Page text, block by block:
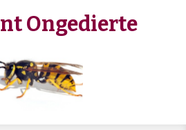
Ongedierte